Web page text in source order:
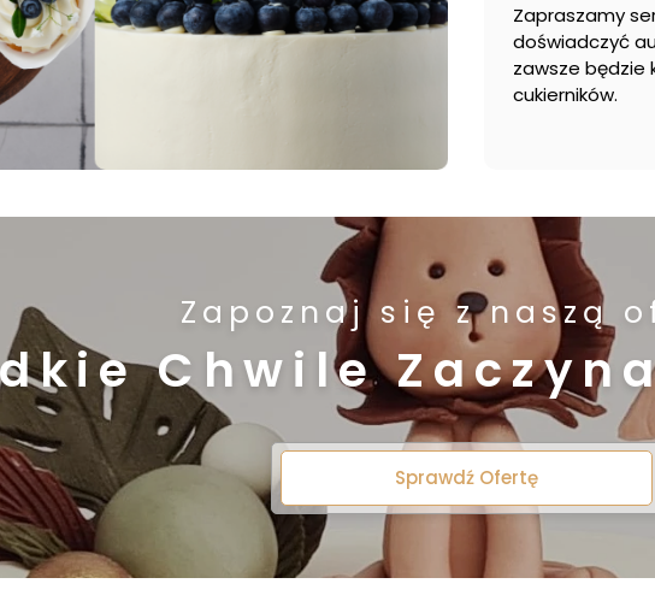
Zapraszamy
doświadczyć
zawsze będzie
cukierników.
Zapoznaj się z naszą
Chwile
Sprawdź Ofertę